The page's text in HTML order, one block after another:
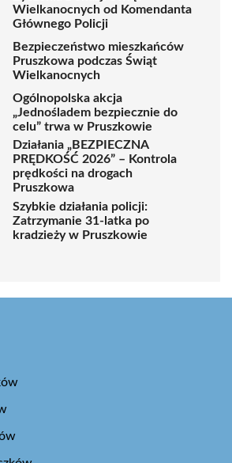
Wielkanocnych od Komendanta
Głównego Policji
Bezpieczeństwo mieszkańców
Pruszkowa podczas Świąt
Wielkanocnych
Ogólnopolska akcja
„Jednośladem bezpiecznie do
celu” trwa w Pruszkowie
Działania „BEZPIECZNA
PRĘDKOŚĆ 2026” – Kontrola
prędkości na drogach
Pruszkowa
Szybkie działania policji:
Zatrzymanie 31-latka po
kradzieży w Pruszkowie